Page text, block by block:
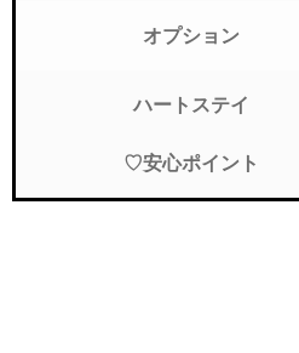
オプション
ハートステイ
♡安心ポイント